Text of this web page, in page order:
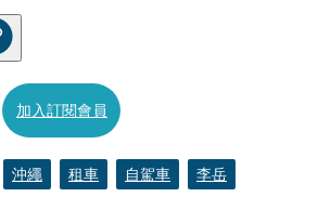
加入訂閱會員
沖繩 租車 自駕車 李岳